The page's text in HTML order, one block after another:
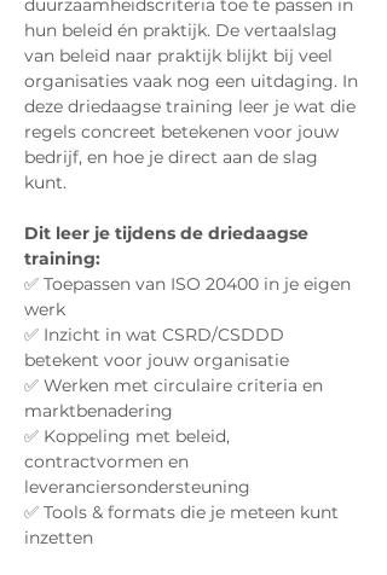
duurzaamheidscriteria toe te passen in
hun beleid én praktijk. De vertaalslag
van beleid naar praktijk blijkt bij veel
organisaties vaak nog een uitdaging. In
deze driedaagse training leer je wat die
regels concreet betekenen voor jouw
bedrijf, en hoe je direct aan de slag
kunt.
Dit leer je tijdens de driedaagse
training:
✅ Toepassen van ISO 20400 in je eigen
werk
✅ Inzicht in wat CSRD/CSDDD
betekent voor jouw organisatie
✅ Werken met circulaire criteria en
marktbenadering
✅ Koppeling met beleid,
contractvormen en
leveranciersondersteuning
✅ Tools & formats die je meteen kunt
inzetten